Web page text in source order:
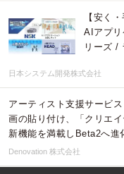
【安く
AIアプリ
リーズ /
日本システム開発株式会社
アーティスト支援サービ
画の貼り付け、「クリエ
新機能を満載しBeta2へ進
Denovation 株式会社